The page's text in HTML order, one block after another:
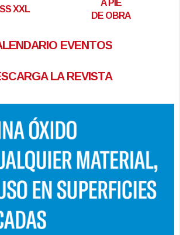
XXL
A PIE
DE OBRA
EVENTOS
LA REVISTA